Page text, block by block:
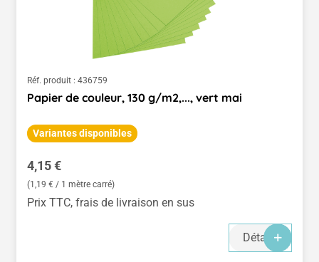
Réf. produit : 436759
Papier de couleur, 130 g/m2,..., vert mai
Variantes disponibles
Prix régulier :
4,15 €
(1,19 € / 1 mètre carré)
Prix TTC, frais de livraison en sus
Détails